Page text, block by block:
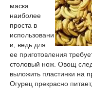
маска
наиболее
проста в
использовани
и, ведь для
ее приготовления
столовый нож. Овощ
выложить пластинки на
Огурец прекрасно